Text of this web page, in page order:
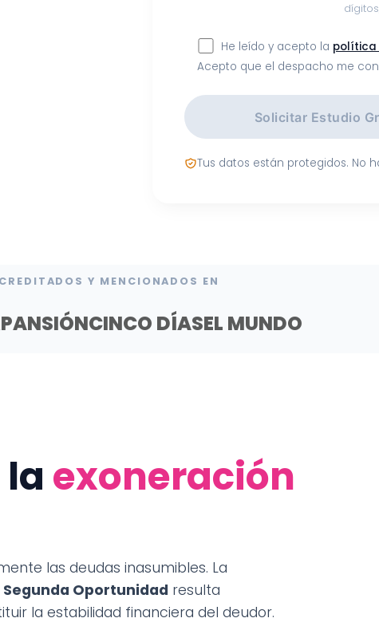
He leído y acepto la política
Acepto que el despacho me
Solicitar Estudio
Tus datos están protegidos. No
Y MENCIONADOS EN
CINCO DÍASEL MUNDO
exoneración
las deudas inasumibles. La
Oportunidad resulta
la estabilidad financiera del deudor.